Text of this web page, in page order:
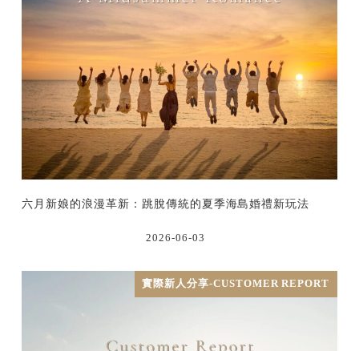
六月新娘的浪漫革新：跳脫傳統的夏季海島婚禮新玩法
2026-06-03
實際新人分享-CUSTOMER REPORT